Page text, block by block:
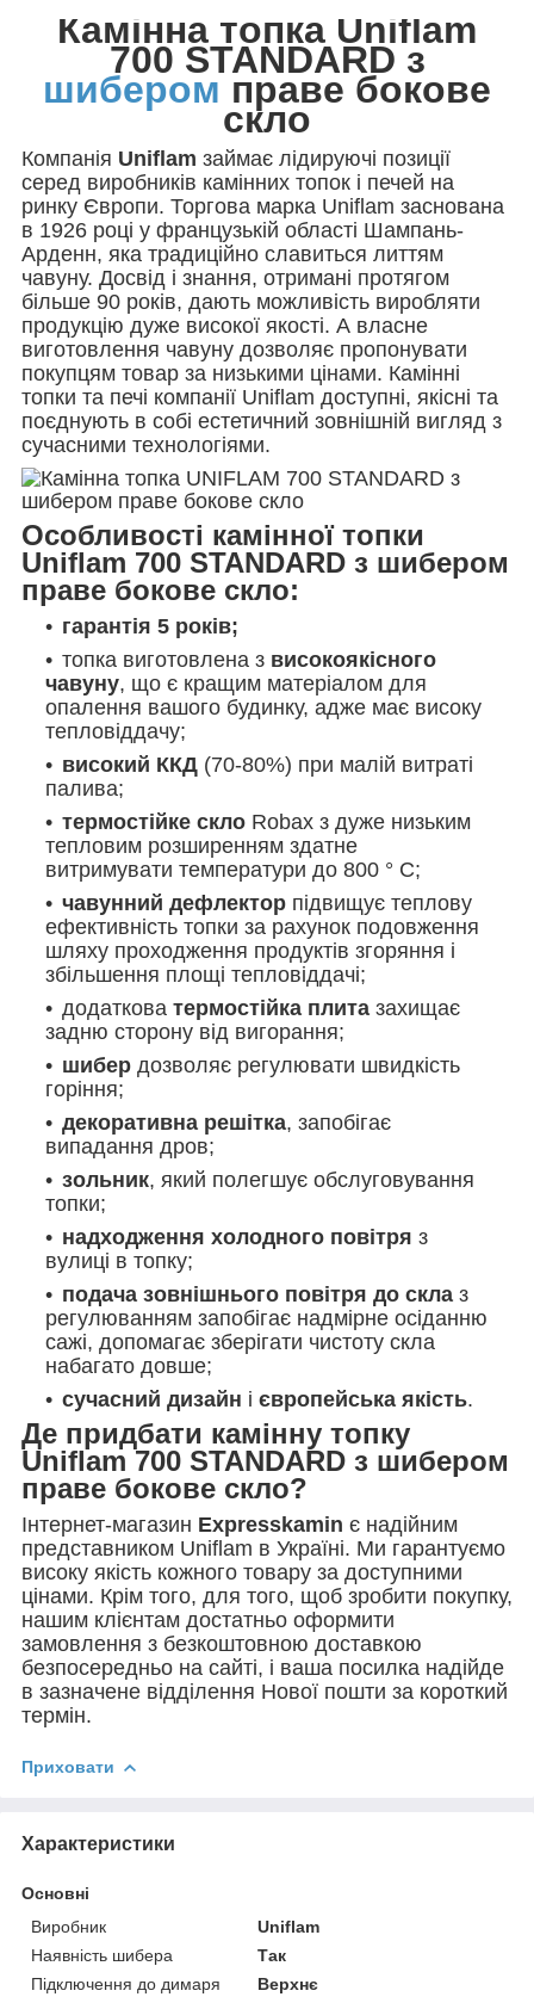
Камінна топка Uniflam
700 STANDARD з
шибером праве бокове
скло
Компанія Uniflam займає лідируючі позиції
серед виробників камінних топок і печей на
ринку Європи. Торгова марка Uniflam заснована
в 1926 році у французькій області Шампань-
Арденн, яка традиційно славиться литтям
чавуну. Досвід і знання, отримані протягом
більше 90 років, дають можливість виробляти
продукцію дуже високої якості. А власне
виготовлення чавуну дозволяє пропонувати
покупцям товар за низькими цінами. Камінні
топки та печі компанії Uniflam доступні, якісні та
поєднують в собі естетичний зовнішній вигляд з
сучасними технологіями.
Особливості камінної топки
Uniflam 700 STANDARD з шибером
праве бокове скло:
гарантія 5 років;
топка виготовлена з високоякісного
чавуну, що є кращим матеріалом для
опалення вашого будинку, адже має високу
тепловіддачу;
високий ККД (70-80%) при малій витраті
палива;
термостійке скло Robax з дуже низьким
тепловим розширенням здатне
витримувати температури до 800 ° C;
чавунний дефлектор підвищує теплову
ефективність топки за рахунок подовження
шляху проходження продуктів згоряння і
збільшення площі тепловіддачі;
додаткова термостійка плита захищає
задню сторону від вигорання;
шибер дозволяє регулювати швидкість
горіння;
декоративна решітка, запобігає
випадання дров;
зольник, який полегшує обслуговування
топки;
надходження холодного повітря з
вулиці в топку;
подача зовнішнього повітря до скла з
регулюванням запобігає надмірне осіданню
сажі, допомагає зберігати чистоту скла
набагато довше;
сучасний дизайн і європейська якість.
Де придбати камінну топку
Uniflam 700 STANDARD з шибером
праве бокове скло?
Інтернет-магазин Expresskamin є надійним
представником Uniflam в Україні. Ми гарантуємо
високу якість кожного товару за доступними
цінами. Крім того, для того, щоб зробити покупку,
нашим клієнтам достатньо оформити
замовлення з безкоштовною доставкою
безпосередньо на сайті, і ваша посилка надійде
в зазначене відділення Нової пошти за короткий
термін.
Приховати
Характеристики
Основні
Виробник
Uniflam
Наявність шибера
Так
Підключення до димаря
Верхнє